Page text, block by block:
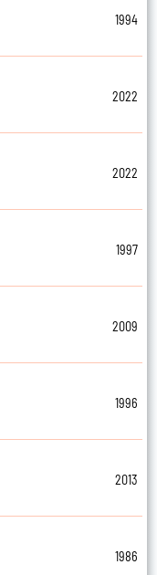
1994
2022
2022
1997
2009
1996
2013
1986